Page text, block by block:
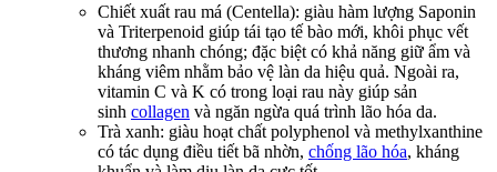
Chiết xuất rau má (Centella): giàu hàm lượng Saponin
và Triterpenoid giúp tái tạo tế bào mới, khôi phục vết
thương nhanh chóng; đặc biệt có khả năng giữ ẩm và
kháng viêm nhằm bảo vệ làn da hiệu quả. Ngoài ra,
vitamin C và K có trong loại rau này giúp sản
sinh collagen và ngăn ngừa quá trình lão hóa da.
Trà xanh: giàu hoạt chất polyphenol và methylxanthine
có tác dụng điều tiết bã nhờn, chống lão hóa, kháng